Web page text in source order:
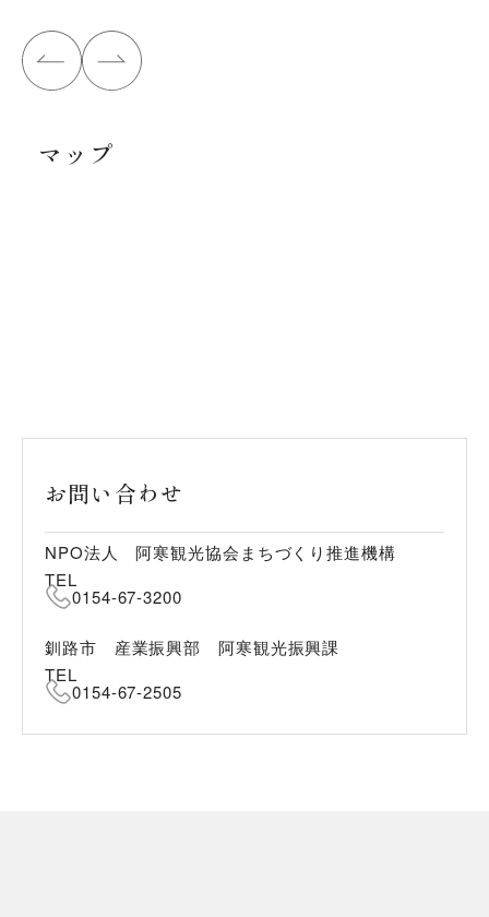
マップ
お問い合わせ
NPO法人 阿寒観光協会まちづくり推進機構
TEL
0154-67-3200
釧路市 産業振興部 阿寒観光振興課
TEL
0154-67-2505